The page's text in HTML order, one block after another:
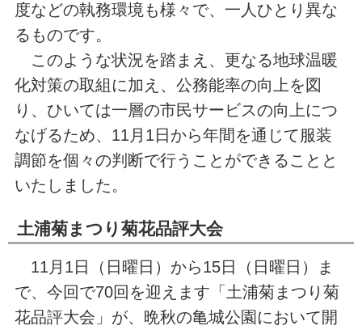
度などの執務環境も様々で、一人ひとり異な
るものです。
このような状況を踏まえ、更なる地球温暖
化対策の取組に加え、公務能率の向上を図
り、ひいては一層の市民サービスの向上につ
なげるため、11月1日から年間を通じて服装
調節を個々の判断で行うことができることと
いたしました。
土浦菊まつり菊花品評大会
11月1日（日曜日）から15日（日曜日）ま
で、今回で70回を迎えます「土浦菊まつり菊
花品評大会」が、晩秋の亀城公園において開